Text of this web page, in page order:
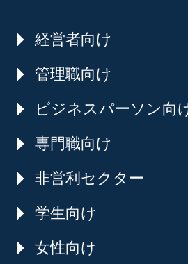
経営者向け
管理職向け
ビジネスパーソン向
専門職向け
非営利セクター
学生向け
女性向け